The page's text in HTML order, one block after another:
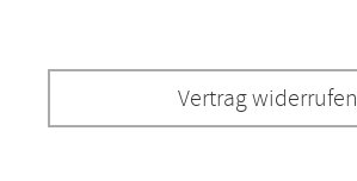
Vertrag widerrufen